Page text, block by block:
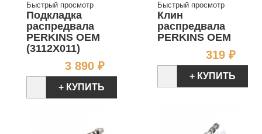
Быстрый просмотр
Подкладка
распредвала
PERKINS OEM
(3112X011)
3 890 ₽Цена
+ КУПИТЬ
Быстрый просмотр
Клин
распредвала
PERKINS OEM
319 ₽
+ КУПИТЬ